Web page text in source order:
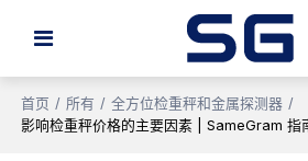
首页 / 所有 / 全方位检重秤和金属探测器 /
影响检重秤价格的主要因素 | SameGram 指